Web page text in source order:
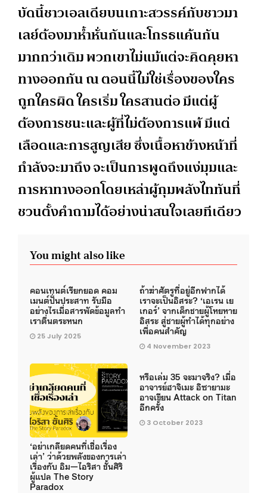
บัดนี้ชาวเอลเดียบนเกาะสวรรค์กับชาวมา
เลย์ต้องมาห้ำหั่นกันและโกรธแค้นกัน
มากกว่าเดิม พวกเขาไม่แม้แต่จะคิดคุยหา
ทางออกกัน ณ ตอนนี้ไม่ใช่เรื่องของใคร
ถูกใครผิด ใครเริ่ม ใครสานต่อ มีแต่ผู้
ต้องการชนะและผู้ที่ไม่ต้องการแพ้ มีแต่
เลือดและการสูญเสีย ซึ่งเนื้อหาข้างหน้าที่
กำลังจะมาถึง จะเป็นการพูดถึงแง่มุมและ
การหาทางออกโดยเหล่าผู้กุมพลังไททันที่
ชวนตั้งคำถามได้อย่างน่าสนใจเลยทีเดียว
You might also like
คอนเทนต์เรียกยอด คอม
เมนต์ปั่นประสาท รับมือ
อย่างไรเมื่อสารพัดข้อมูลทำ
เราตื่นตระหนก
25 July 2025
ถ้าฆ่าศัตรูที่อยู่อีกฟากได้
เราจะเป็นอิสระ? ‘เอเรน เย
เกอร์’ จากเด็กชายผู้โหยหาย
อิสระ สู่ชายผู้ทำได้ทุกอย่าง
เพื่อคนสำคัญ
4 November 2023
‘อย่าเกลียดคนที่เชื่อเรื่อง
เล่า’ ว่าด้วยพลังของการเล่า
เรื่องกับ อิม—ไอริสา ชั้นศิริ
ผู้แปล The Story
Paradox
หรือเล่ม 35 จะมาจริง? เมื่อ
อาจารย์ฮาจิเมะ อิซายามะ
อาจเขียน Attack on Titan
อีกครั้ง
3 October 2023